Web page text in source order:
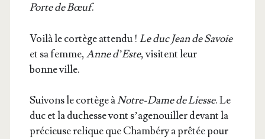
Porte de Bœuf.
Voi­là le cor­tège atten­du ! Le duc Jean de Savoie
et sa femme,Anne d’Este, visitent leur
bonne ville.
Sui­vons le cor­tège àNotre-Dame de Liesse. Le
duc et la duchesse vont s’a­ge­nouiller devant la
pré­cieuse relique que Cham­bé­ry a prê­tée pour